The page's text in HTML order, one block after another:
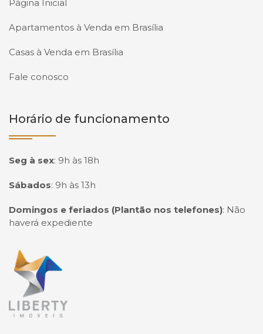
Página Inicial
Apartamentos à Venda em Brasília
Casas à Venda em Brasília
Fale conosco
Horário de funcionamento
Seg à sex: 9h às 18h
Sábados: 9h às 13h
Domingos e feriados (Plantão nos telefones): Não
haverá expediente
Página inicial